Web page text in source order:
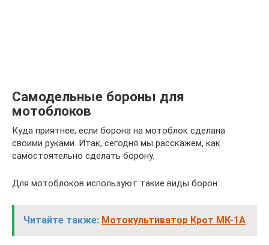
Самодельные бороны для
мотоблоков
Куда приятнее, если борона на мотоблок сделана
своими руками. Итак, сегодня мы расскажем, как
самостоятельно сделать борону.
Для мотоблоков используют такие виды борон:
Читайте также: Мотокультиватор Крот МК-1А